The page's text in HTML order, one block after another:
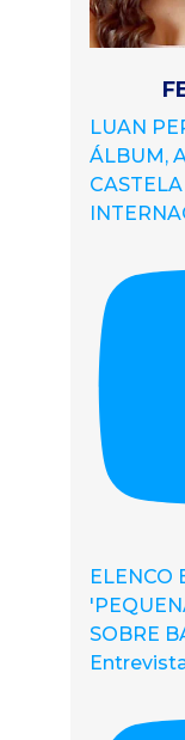
LUAN
ÁLBUM,
ELENCO
SOBRE